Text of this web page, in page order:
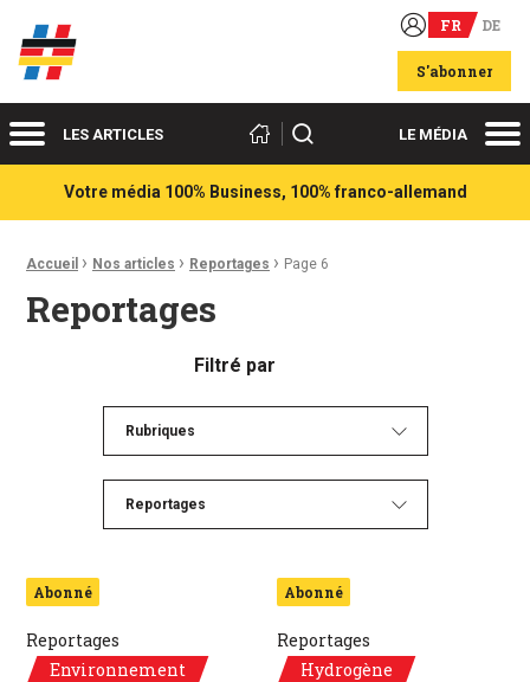
Acteurs du franco-allemand FR DE
S'abonner
MenuLES ARTICLES Rechercher LE MÉDIA
Votre média 100% Business, 100% franco-allemand
Fil d'Ariane :
Accueil › Nos articles › Reportages › Page 6
Reportages
Filtré par
Rubriques
Reportages
Abonné
Reportages
Environnement
Abonné
Reportages
Hydrogène